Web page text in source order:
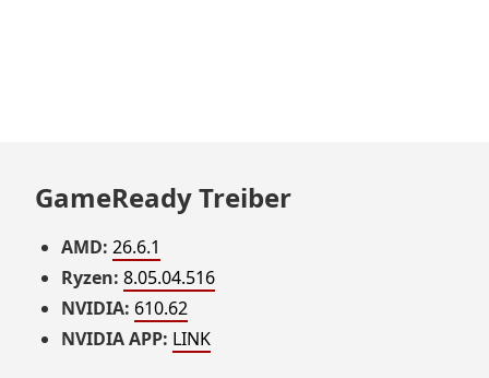
GameReady Treiber
AMD: 26.6.1
Ryzen: 8.05.04.516
NVIDIA: 610.62
NVIDIA APP: LINK